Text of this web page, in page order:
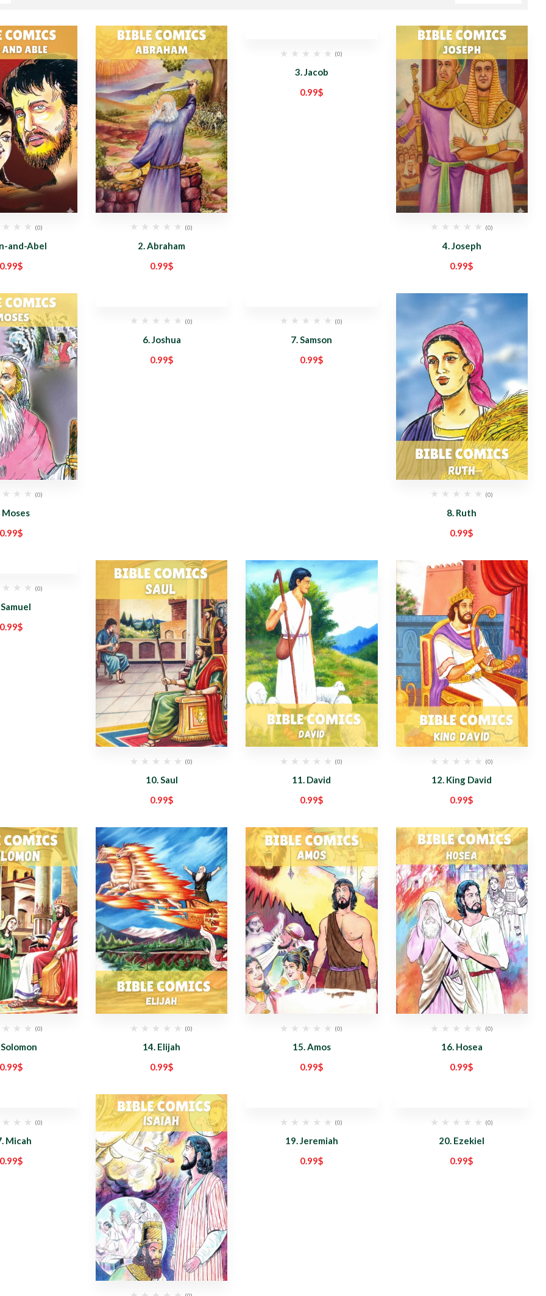
(0)
and-Abel
0.99$
(0)
2. Abraham
0.99$
(0)
3. Jacob
0.99$
(0)
4. Joseph
0.99$
(0)
Moses
0.99$
(0)
6. Joshua
0.99$
(0)
7. Samson
0.99$
(0)
8. Ruth
0.99$
(0)
0.99$
(0)
10. Saul
0.99$
(0)
11. David
0.99$
(0)
12. King David
0.99$
(0)
0.99$
(0)
14. Elijah
0.99$
(0)
15. Amos
0.99$
(0)
16. Hosea
0.99$
(0)
Micah
0.99$
(0)
19. Jeremiah
0.99$
(0)
20. Ezekiel
0.99$